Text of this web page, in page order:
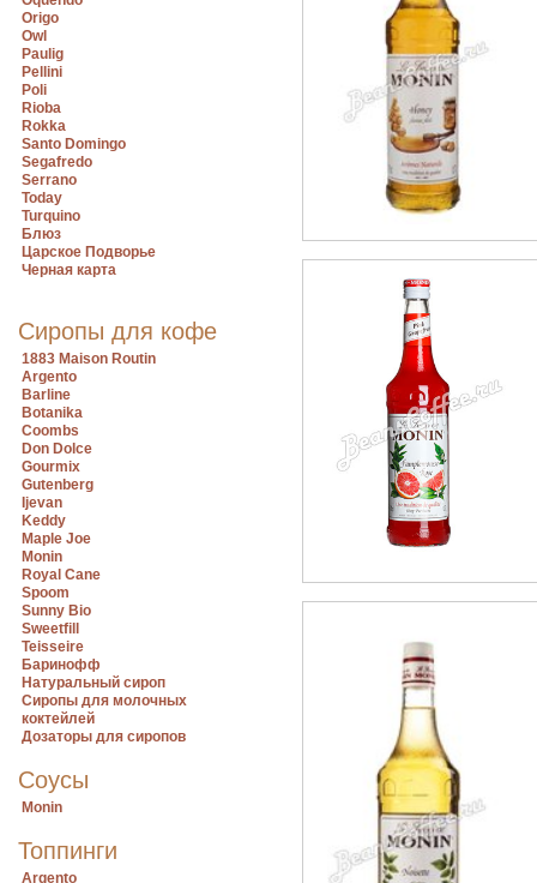
Origo
Owl
Paulig
Pellini
Poli
Rioba
Rokka
Santo Domingo
Segafredo
Serrano
Today
Turquino
Блюз
Царское Подворье
Черная карта
Сиропы для кофе
1883 Maison Routin
Argento
Barline
Botanika
Coombs
Don Dolce
Gourmix
Gutenberg
Ijevan
Keddy
Maple Joe
Monin
Royal Cane
Spoom
Sunny Bio
Sweetfill
Teisseire
Баринофф
Натуральный сироп
Сиропы для молочных
коктейлей
Дозаторы для сиропов
Соусы
Monin
Топпинги
Argento